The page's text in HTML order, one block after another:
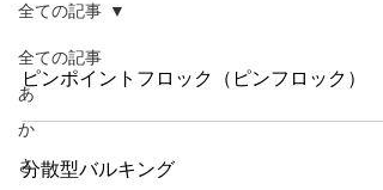
全ての記事
あ
か
さ
全ての記事
ピンポイントフロック（ピンフロック）
分散型バルキング